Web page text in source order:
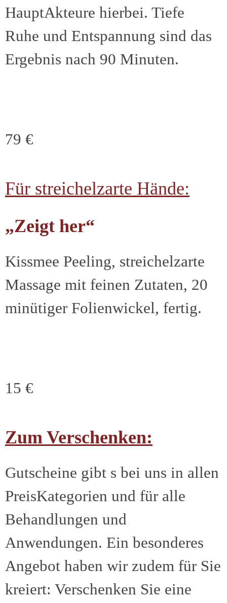
HauptAkteure hierbei. Tiefe
Ruhe und Entspannung sind das
Ergebnis nach 90 Minuten.
79 €
Für streichelzarte Hände:
„Zeigt her“
Kissmee Peeling, streichelzarte
Massage mit feinen Zutaten, 20
minütiger Folienwickel, fertig.
15 €
Zum Verschenken:
Gutscheine gibt s bei uns in allen
PreisKategorien und für alle
Behandlungen und
Anwendungen. Ein besonderes
Angebot haben wir zudem für Sie
kreiert: Verschenken Sie eine